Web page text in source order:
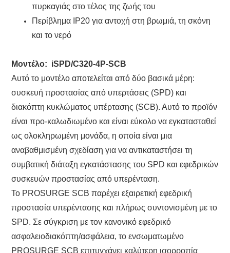
πυρκαγιάς στο τέλος της ζωής του
Περίβλημα IP20 για αντοχή στη βρωμιά, τη σκόνη
και το νερό
Μοντέλο: iSPD/C320-4P-SCB
Αυτό το μοντέλο αποτελείται από δύο βασικά μέρη:
συσκευή προστασίας από υπερτάσεις (SPD) και
διακόπτη κυκλώματος υπέρτασης (SCB). Αυτό το προϊόν
είναι προ-καλωδιωμένο και είναι εύκολο να εγκατασταθεί
ως ολοκληρωμένη μονάδα, η οποία είναι μια
αναβαθμισμένη σχεδίαση για να αντικαταστήσει τη
συμβατική διάταξη εγκατάστασης του SPD και εφεδρικών
συσκευών προστασίας από υπερένταση.
Το PROSURGE SCB παρέχει εξαιρετική εφεδρική
προστασία υπερέντασης και πλήρως συντονισμένη με το
SPD. Σε σύγκριση με τον κανονικό εφεδρικό
ασφαλειοδιακόπτη/ασφάλεια, το ενσωματωμένο
PROSURGE SCB επιτυγχάνει καλύτερη ισορροπία